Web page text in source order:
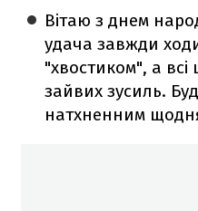
Вітаю з днем
удача завжди
"хвостиком", а всі
зайвих зусиль.
натхненним